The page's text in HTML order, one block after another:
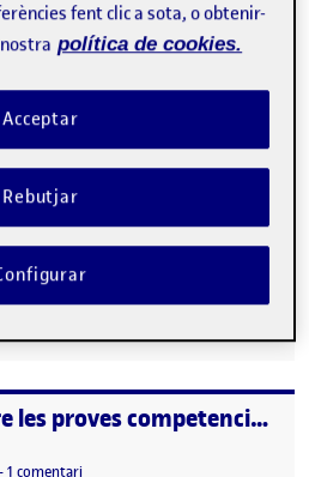
novembre, 2022 11:06 am
-1 comentaria PAC 2.1. Reflexió sobre
per a l’aprenentatge competencial i
Deixem enrere tasques típiques del
se centrava en la memorització
la pràctica i aplicant els conceptes
individu autònom capaç de tenir
i resoldre problemes en
Reflexió sobre les proves competencials
-1 comentaria Reflexió sobre les proves
fent clic a sota, o obtenir-
política de cookies.
Rebutjar
Acceptar